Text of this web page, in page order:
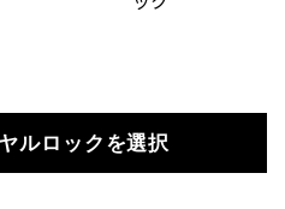
ルロックを選択